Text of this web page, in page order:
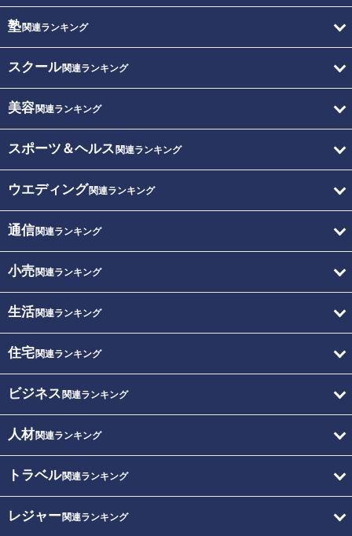
塾関連ランキング
スクール関連ランキング
美容関連ランキング
スポーツ＆ヘルス 関連ランキング
ウエディング関連ランキング
通信関連ランキング
小売関連ランキング
生活関連ランキング
住宅関連ランキング
ビジネス 関連ランキング
人材関連ランキング
トラベル関連ランキング
レジャー関連ランキング